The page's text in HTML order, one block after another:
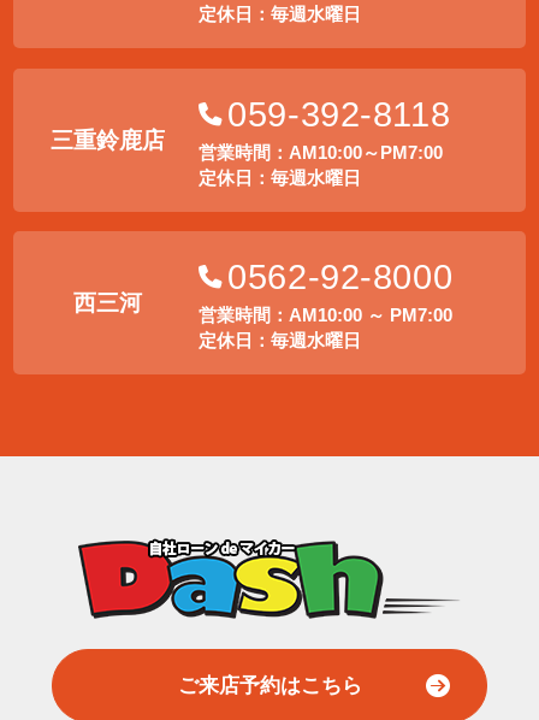
定休日：毎週水曜日
三重鈴鹿店
059-392-8118
営業時間：AM10:00～PM7:00
定休日：毎週水曜日
西三河
0562-92-8000
営業時間：AM10:00 ～ PM7:00
定休日：毎週水曜日
ご来店予約はこちら